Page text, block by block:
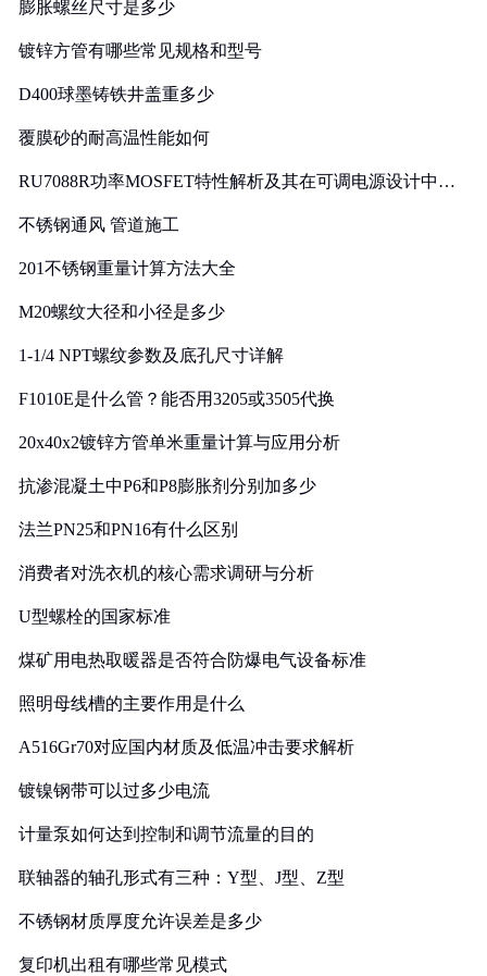
膨胀螺丝尺寸是多少
镀锌方管有哪些常见规格和型号
D400球墨铸铁井盖重多少
覆膜砂的耐高温性能如何
RU7088R功率MOSFET特性解析及其在可调电源设计中的
不锈钢通风 管道施工
201不锈钢重量计算方法大全
M20螺纹大径和小径是多少
1-1/4 NPT螺纹参数及底孔尺寸详解
F1010E是什么管？能否用3205或3505代换
20x40x2镀锌方管单米重量计算与应用分析
抗渗混凝土中P6和P8膨胀剂分别加多少
法兰PN25和PN16有什么区别
消费者对洗衣机的核心需求调研与分析
U型螺栓的国家标准
煤矿用电热取暖器是否符合防爆电气设备标准
照明母线槽的主要作用是什么
A516Gr70对应国内材质及低温冲击要求解析
镀镍钢带可以过多少电流
计量泵如何达到控制和调节流量的目的
联轴器的轴孔形式有三种：Y型、J型、Z型
不锈钢材质厚度允许误差是多少
复印机出租有哪些常见模式